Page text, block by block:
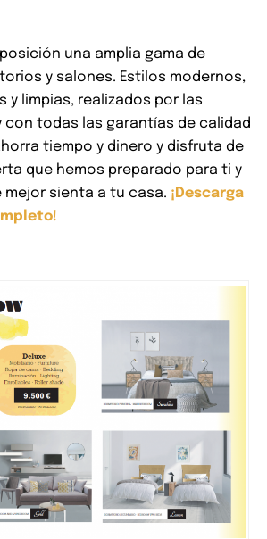
una amplia gama de
y salones. Estilos modernos,
y limpias, realizados por las
con todas las garantías de calidad
tiempo y dinero y disfruta de
que hemos preparado para ti y
mejor sienta a tu casa. ¡Descarga